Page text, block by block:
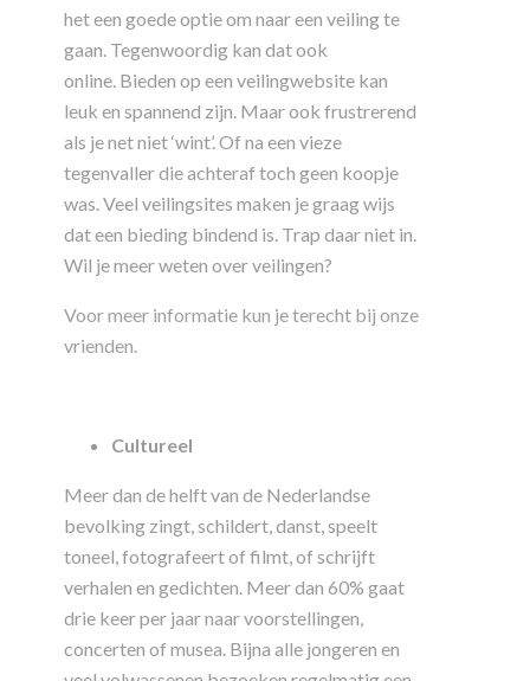
het een goede optie om naar een veiling te
gaan. Tegenwoordig kan dat ook
online. Bieden op een veilingwebsite kan
leuk en spannend zijn. Maar ook frustrerend
als je net niet ‘wint’. Of na een vieze
tegenvaller die achteraf toch geen koopje
was. Veel veilingsites maken je graag wijs
dat een bieding bindend is. Trap daar niet in.
Wil je meer weten over veilingen?
Voor meer informatie kun je terecht bij onze
vrienden.
Cultureel
Meer dan de helft van de Nederlandse
bevolking zingt, schildert, danst, speelt
toneel, fotografeert of filmt, of schrijft
verhalen en gedichten. Meer dan 60% gaat
drie keer per jaar naar voorstellingen,
concerten of musea. Bijna alle jongeren en